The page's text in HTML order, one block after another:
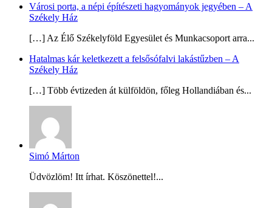
Városi porta, a népi építészeti hagyományok jegyében – A
Székely Ház
[…] Az Élő Székelyföld Egyesület és Munkacsoport arra...
Hatalmas kár keletkezett a felsősófalvi lakástűzben – A
Székely Ház
[…] Több évtizeden át külföldön, főleg Hollandiában és...
Simó Márton
Üdvözlöm! Itt írhat. Köszönettel!...